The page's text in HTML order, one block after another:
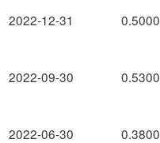
2022-12-31
2022-09-30
2022-06-30
0.5000
0.5300
0.3800